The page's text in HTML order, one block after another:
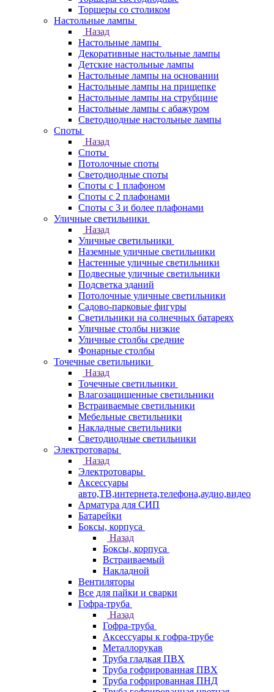
Торшеры со столиком
Настольные лампы
Назад
Настольные лампы
Декоративные настольные лампы
Детские настольные лампы
Настольные лампы на основании
Настольные лампы на прищепке
Настольные лампы на струбцине
Настольные лампы с абажуром
Светодиодные настольные лампы
Споты
Назад
Споты
Потолочные споты
Светодиодные споты
Споты с 1 плафоном
Споты с 2 плафонами
Споты с 3 и более плафонами
Уличные светильники
Назад
Уличные светильники
Наземные уличные светильники
Настенные уличные светильники
Подвесные уличные светильники
Подсветка зданий
Потолочные уличные светильники
Садово-парковые фигуры
Светильники на солнечных батареях
Уличные столбы низкие
Уличные столбы средние
Фонарные столбы
Точечные светильники
Назад
Точечные светильники
Влагозащищенные светильники
Встраиваемые светильники
Мебельные светильники
Накладные светильники
Светодиодные светильники
Электротовары
Назад
Электротовары
Аксессуары
авто,ТВ,интернета,телефона,аудио,видео
Арматура для СИП
Батарейки
Боксы, корпуса
Назад
Боксы, корпуса
Встраиваемый
Накладной
Вентиляторы
Все для пайки и сварки
Гофра-труба
Назад
Гофра-труба
Аксессуары к гофра-трубе
Металлорукав
Труба гладкая ПВХ
Труба гофрированная ПВХ
Труба гофрированная ПНД